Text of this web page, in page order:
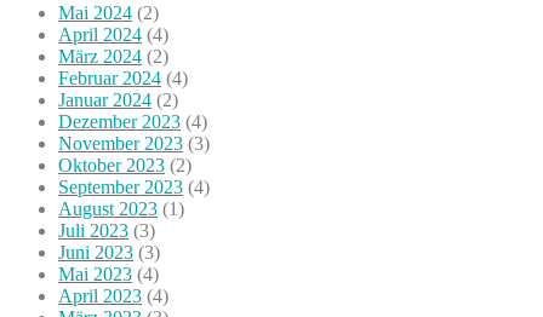
Mai 2024 (2)
April 2024 (4)
März 2024 (2)
Februar 2024 (4)
Januar 2024 (2)
Dezember 2023 (4)
November 2023 (3)
Oktober 2023 (2)
September 2023 (4)
August 2023 (1)
Juli 2023 (3)
Juni 2023 (3)
Mai 2023 (4)
April 2023 (4)